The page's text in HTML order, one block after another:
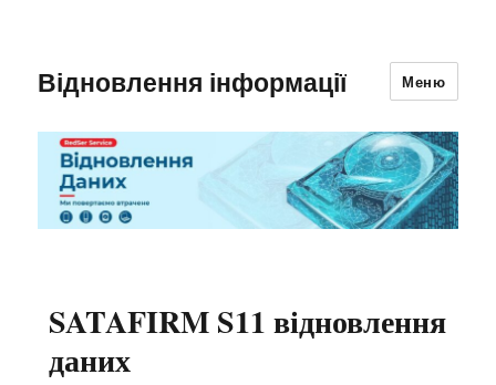
Відновлення інформації Меню
SATAFIRM S11 відновлення
даних